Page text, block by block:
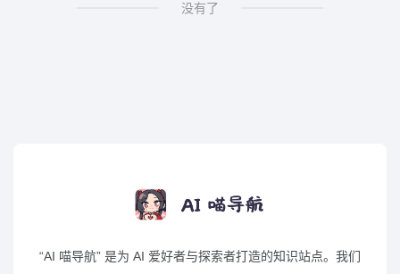
没有了
“AI 喵导航” 是为 AI 爱好者与探索者打造的知识站点。我们